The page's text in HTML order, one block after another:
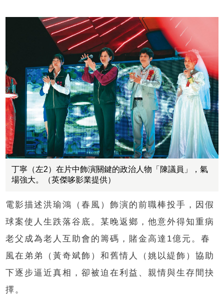
丁寧（左2）在片中飾演關鍵的政治人物「陳議員」，氣
場強大。（英傑哆影業提供）
電影描述洪瑜鴻（春風）飾演的前職棒投手，因假
球案使人生跌落谷底。某晚返鄉，他意外得知重病
老父成為老人互助會的籌碼，賭金高達1億元。春
風在弟弟（黃奇斌飾）和舊情人（姚以緹飾）協助
下逐步逼近真相，卻被迫在利益、親情與生存間抉
擇。